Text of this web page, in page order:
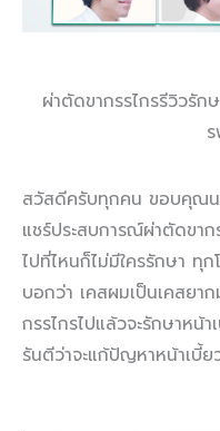
ผ่าตัดขากรรไกรรีวิวรั
สวัสดีครับทุกคน ขอบคุณน
แชร์ประสบการณ์ผ่าตัดขา
ไปที่ไหนก็ไม่มีใครรักษา ทุ
บอกว่า เคสผมเป็นเคสยา
กรรไกรไปแล้วจะรักษาหน้
รันตีว่าจะแก้ปัญหาหน้าเบี้